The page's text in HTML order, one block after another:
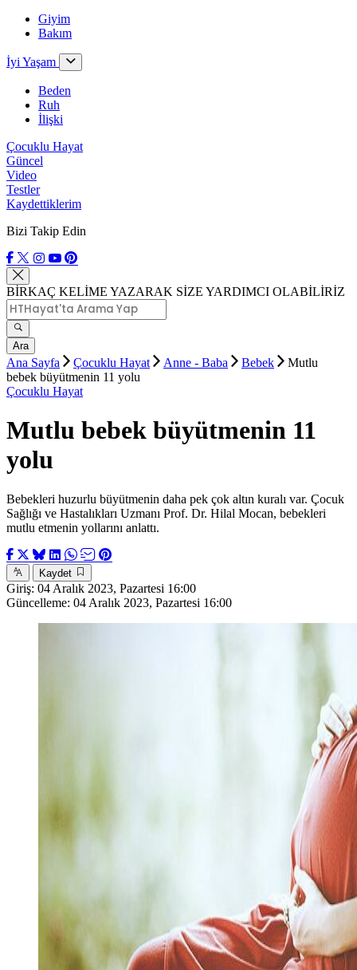
Giyim
Bakım
İyi Yaşam
Beden
Ruh
İlişki
Çocuklu Hayat
Güncel
Video
Testler
Kaydettiklerim
Bizi Takip Edin
BİRKAÇ KELİME YAZARAK SİZE YARDIMCI OLABİLİRİZ
Ara
Ana Sayfa Çocuklu Hayat Anne - Baba Bebek
Mutlu
bebek büyütmenin 11 yolu
Çocuklu Hayat
Mutlu bebek büyütmenin 11
yolu
Bebekleri huzurlu büyütmenin daha pek çok altın kuralı var. Çocuk
Sağlığı ve Hastalıkları Uzmanı Prof. Dr. Hilal Mocan, bebekleri
mutlu etmenin yollarını anlattı.
Kaydet
Giriş: 04 Aralık 2023, Pazartesi 16:00
Güncelleme: 04 Aralık 2023, Pazartesi 16:00